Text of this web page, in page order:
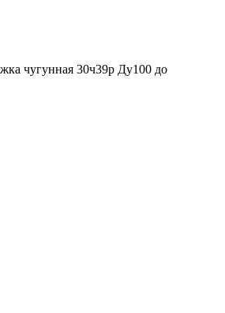
чугунная 30ч39р Ду100 до